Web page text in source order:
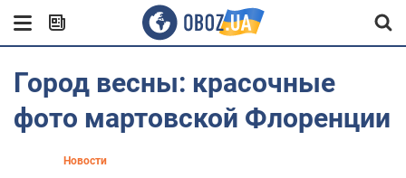
Город весны: красочные
фото мартовской Флоренции
Новости